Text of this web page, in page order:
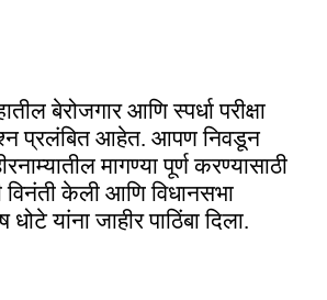
बेरोजगार आणि स्पर्धा परीक्षा
प्रलंबित आहेत. आपण निवडून
मागण्या पूर्ण करण्यासाठी
विनंती केली आणि विधानसभा
यांना जाहीर पाठिंबा दिला.